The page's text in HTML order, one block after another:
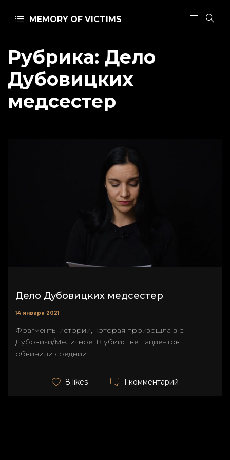
MEMORY OF VICTIMS
Рубрика: Дело
Дубовицких
медсестер
Дело Дубовицких медсестер
14 января 2021
Фрагменты истории, которая произошла в с.
Дубовики/Медичное. В убийстве пациентов
обвинили средний...
8 likes 1 комментарий